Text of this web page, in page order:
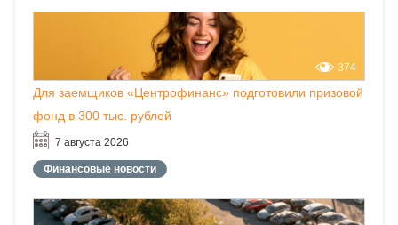
Для заемщиков «Центрофинанс» подготовили призовой
фонд в 300 тыс. рублей
7 августа 2026
374
Финансовые новости